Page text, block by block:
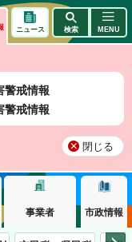
警戒情報
警戒情報
閉じる
ニュース 検索 MENU
事業者 市政情報